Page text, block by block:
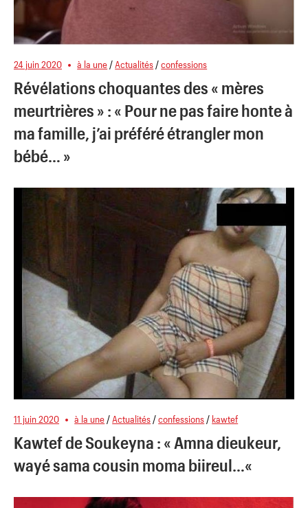
24 juin 2020 à la une /Actualités /confessions
Révélations choquantes des « mères
meurtrières » : « Pour ne pas faire honte à
ma famille, j’ai préféré étrangler mon
bébé… »
11 juin 2020 à la une /Actualités /confessions / kawtef
Kawtef de Soukeyna : « Amna dieukeur,
wayé sama cousin moma biireul…«